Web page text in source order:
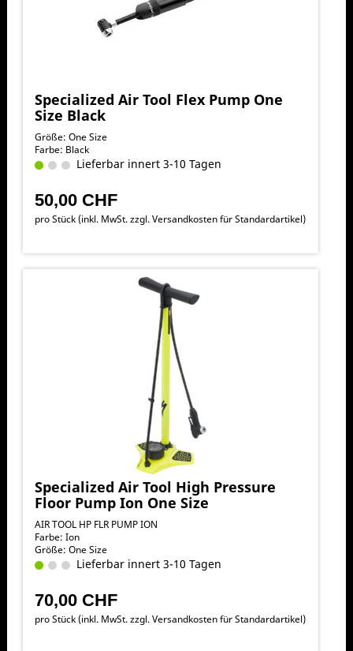
Specialized Air Tool Flex Pump One
Size Black
Größe: One Size
Farbe: Black
Lieferbar innert 3-10 Tagen
50,00 CHF
pro Stück (inkl. MwSt. zzgl.Versandkosten für Standardartikel)
Specialized Air Tool High Pressure
Floor Pump Ion One Size
AIR TOOL HP FLR PUMP ION
Farbe: Ion
Größe: One Size
Lieferbar innert 3-10 Tagen
70,00 CHF
pro Stück (inkl. MwSt. zzgl.Versandkosten für Standardartikel)